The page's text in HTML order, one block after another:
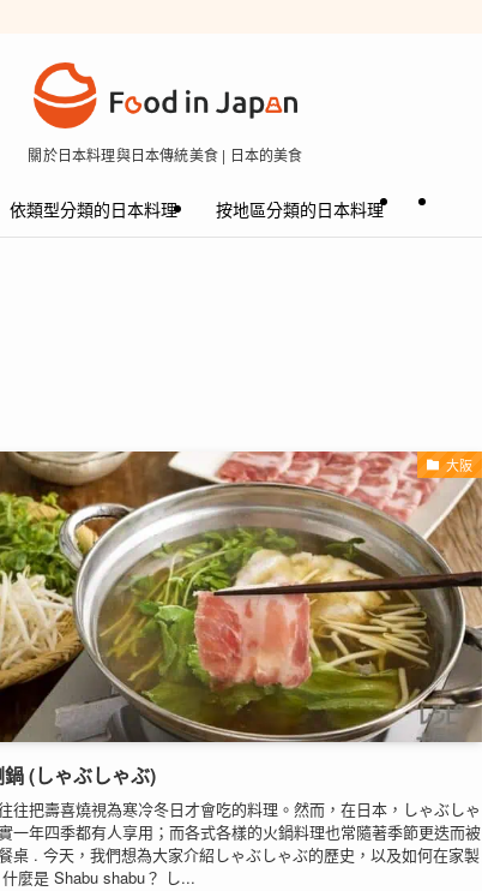
關於日本料理與日本傳統美食 | 日本的美食
依類型分類的日本料理 按地區分類的日本料理
大阪
(しゃぶしゃぶ)
往把壽喜燒視為寒冷冬日才會吃的料理。然而，在日本，しゃぶしゃ
一年四季都有人享用；而各式各樣的火鍋料理也常隨著季節更迭而被
桌 . 今天，我們想為大家介紹しゃぶしゃぶ的歷史，以及如何在家製
麼是 Shabu shabu？ し...